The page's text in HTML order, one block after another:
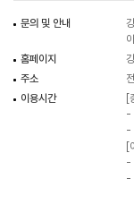
의미와 함께 지역 사회
발맞추어 시설과 서비스
제공하고, 지식과 문화
어우러질 수 있는 포괄
문의 및 안내
홈페이지
주소
이용시간
[
-
-
[
-
-